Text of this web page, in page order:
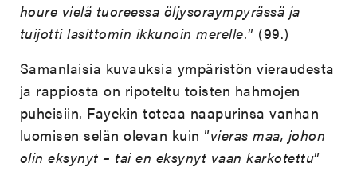
houre vielä tuoreessa öljysoraympyrässä ja
tuijotti lasittomin ikkunoin merelle.” (99.)
Samanlaisia kuvauksia ympäristön vieraudesta
ja rappiosta on ripoteltu toisten hahmojen
puheisiin. Fayekin toteaa naapurinsa vanhan
luomisen selän olevan kuin ”vieras maa, johon
olin eksynyt – tai en eksynyt vaan karkotettu”